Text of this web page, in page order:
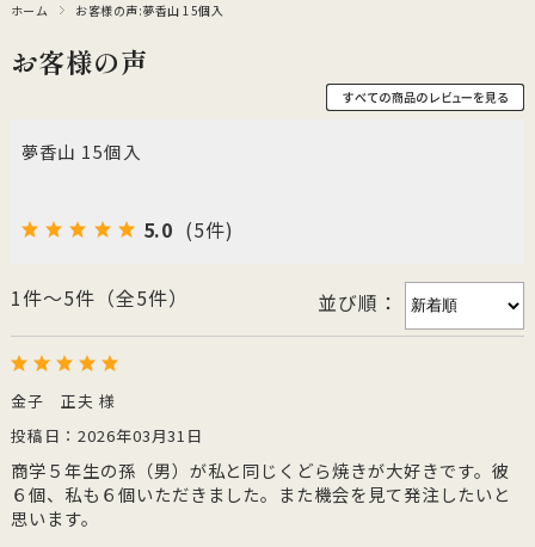
ホーム お客様の声:夢香山 15個入
お客様の声
夢香山 15個入
5.0 (5件)
1件～5件（全5件） 並び順：
金子 正夫 様
投稿日：2026年03月31日
商学５年生の孫（男）が私と同じくどら焼きが大好きです。彼
６個、私も６個いただきました。また機会を見て発注したいと
思います。